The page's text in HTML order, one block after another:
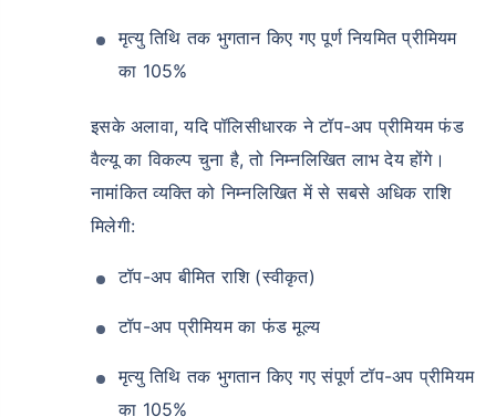
मृत्यु तिथि तक भुगतान किए गए पूर्ण नियमित प्रीमियम
का 105%
इसके अलावा, यदि पॉलिसीधारक ने टॉप-अप प्रीमियम फंड
वैल्यू का विकल्प चुना है, तो निम्नलिखित लाभ देय होंगे।
नामांकित व्यक्ति को निम्नलिखित में से सबसे अधिक राशि
मिलेगी:
टॉप-अप बीमित राशि (स्वीकृत)
टॉप-अप प्रीमियम का फंड मूल्य
मृत्यु तिथि तक भुगतान किए गए संपूर्ण टॉप-अप प्रीमियम
का 105%